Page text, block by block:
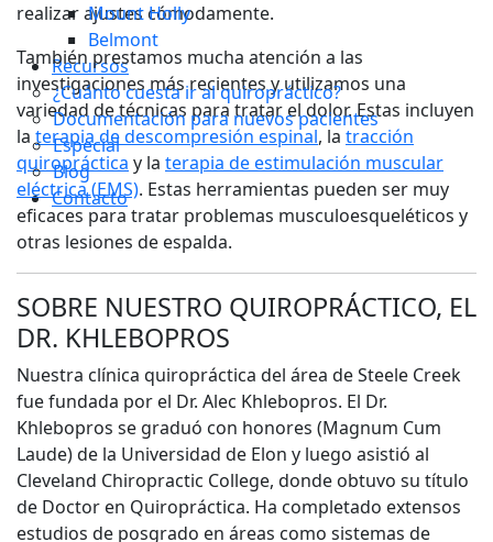
Mount Holly
Belmont
Recursos
¿Cuánto cuesta ir al quiropráctico?
Documentación para nuevos pacientes
Especial
Blog
Contacto
realizar ajustes cómodamente.
También prestamos mucha atención a las
investigaciones más recientes y utilizamos una
variedad de técnicas para tratar el dolor. Estas incluyen
la terapia de descompresión espinal, la tracción
quiropráctica y la terapia de estimulación muscular
eléctrica (EMS). Estas herramientas pueden ser muy
eficaces para tratar problemas musculoesqueléticos y
otras lesiones de espalda.
SOBRE NUESTRO QUIROPRÁCTICO, EL
DR. KHLEBOPROS
Nuestra clínica quiropráctica del área de Steele Creek
fue fundada por el Dr. Alec Khlebopros. El Dr.
Khlebopros se graduó con honores (Magnum Cum
Laude) de la Universidad de Elon y luego asistió al
Cleveland Chiropractic College, donde obtuvo su título
de Doctor en Quiropráctica. Ha completado extensos
estudios de posgrado en áreas como sistemas de